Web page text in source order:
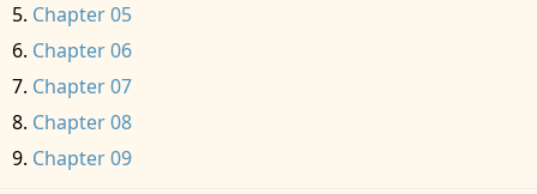
Chapter 05
Chapter 06
Chapter 07
Chapter 08
Chapter 09